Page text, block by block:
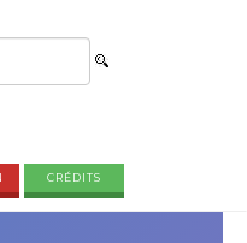
CRÉDITS